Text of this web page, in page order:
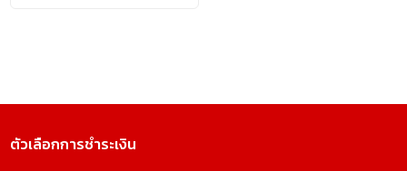
ตัวเลือกการชำระเงิน